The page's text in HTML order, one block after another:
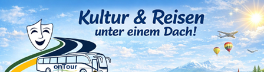
Direkt zum Seiteninhalt